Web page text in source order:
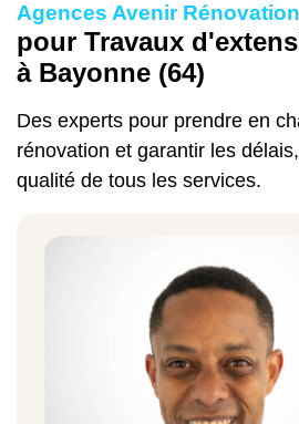
les finitions souhaitées,
les matériaux de
Pour vous aider à avoir une
de rénovation met à votre
simulateur de prix des
gratuitement sur notre site
Exemples de prix pour des
d'extension de maison à
Travaux d'extension de
Agences Avenir
pour Travaux
à Bayonne (64)
Des experts pour prendre en
rénovation et garantir les
qualité de tous les services.